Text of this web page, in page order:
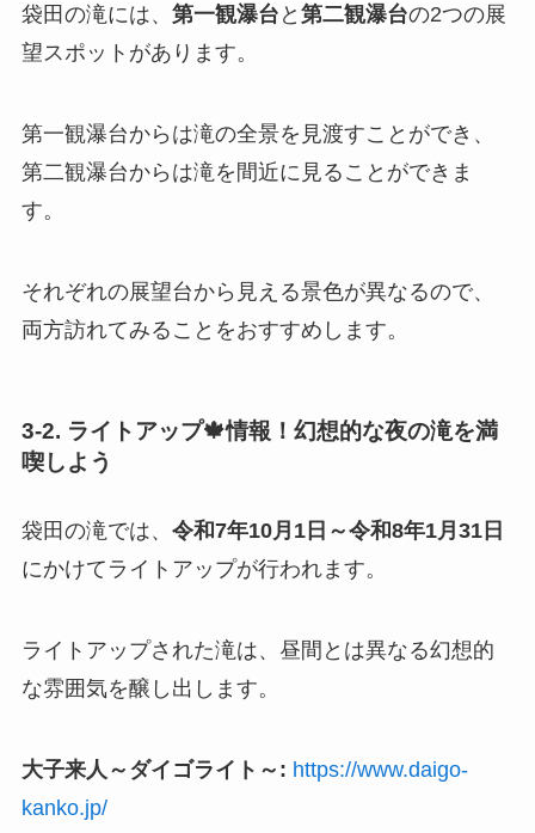
袋田の滝には、 第一観瀑台 と 第二観瀑台の2つの展
望スポットがあります。
第一観瀑台からは滝の全景を見渡すことができ、
第二観瀑台からは滝を間近に見ることができま
す。
それぞれの展望台から見える景色が異なるので、
両方訪れてみることをおすすめします。
3-2. ライトアップ🍁情報！幻想的な夜の滝を満
喫しよう
袋田の滝では、 令和7年10月1日～令和8年1月31日
にかけてライトアップが行われます。
ライトアップされた滝は、昼間とは異なる幻想的
な雰囲気を醸し出します。
大子来人～ダイゴライト～: https://www.daigo-
kanko.jp/